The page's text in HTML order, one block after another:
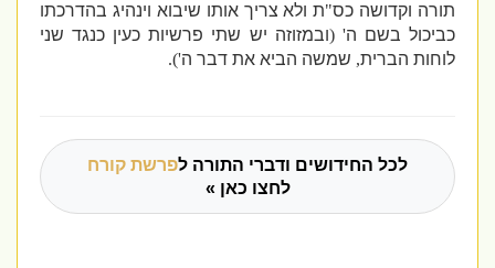
תורה וקדושה כס"ת ולא צריך אותו שיבוא וינהיג בהדרכתו
כביכול בשם ה ' (ובמזוזה יש שתי פרשיות כעין כנגד שני
לוחות הברית,שמשה הביא את דבר ה').
לכל החידושים ודברי התורה לפרשת קורח
לחצו כאן »